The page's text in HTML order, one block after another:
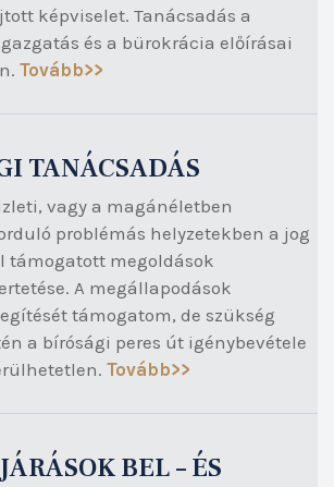
képviselet. Tanácsadás a
és a bürokrácia előírásai
Tovább>>
TANÁCSADÁS
vagy a magánéletben
problémás helyzetekben a jog
támogatott megoldások
A megállapodások
támogatom, de szükség
a bírósági peres út igénybevétele
Tovább>>
BEL – ÉS